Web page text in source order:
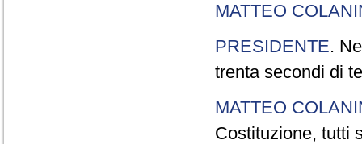
MATTEO
PRESIDENTE.
trenta secondi di
MATTEO
Costituzione, tutti